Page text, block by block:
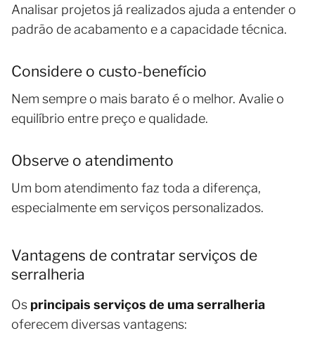
Analisar projetos já realizados ajuda a entender o
padrão de acabamento e a capacidade técnica.
Considere o custo-benefício
Nem sempre o mais barato é o melhor. Avalie o
equilíbrio entre preço e qualidade.
Observe o atendimento
Um bom atendimento faz toda a diferença,
especialmente em serviços personalizados.
Vantagens de contratar serviços de
serralheria
Os principais serviços de uma serralheria
oferecem diversas vantagens: